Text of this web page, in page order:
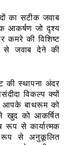
का सटीक जवाब
आकर्षण जो दृश्य
कमरे की विशिष्ट
से जवाब देने की
की स्थापना अंदर
विकल्प क्यों
आपके बाथरूम को
खुद को आकर्षित
से कार्यात्मक
रूप से अनुकूलित